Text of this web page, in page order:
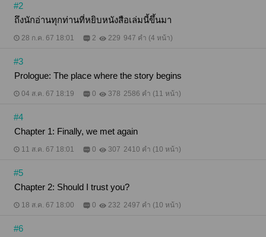
#2
ถึงนักอ่านทุกท่านที่หยิบหนังสือเล่มนี้ขึ้นมา
28 ก.ค. 67 18:01 2 229 947 คำ (4 หน้า)
#3
Prologue: The place where the story begins
04 ส.ค. 67 18:19 0 378 2586 คำ (11 หน้า)
#4
Chapter 1: Finally, we met again
11 ส.ค. 67 18:01 0 307 2410 คำ (10 หน้า)
#5
Chapter 2: Should I trust you?
18 ส.ค. 67 18:00 0 232 2497 คำ (10 หน้า)
#6